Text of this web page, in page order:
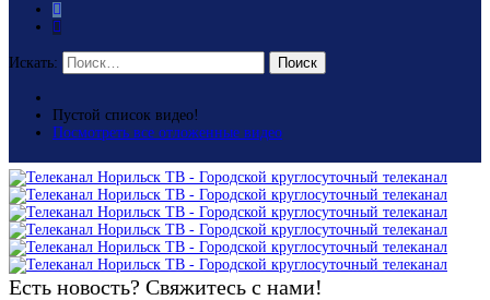
Искать: Поиск
Пустой список видео!
Посмотреть все отложенные видео
Есть новость? Свяжитесь с нами!